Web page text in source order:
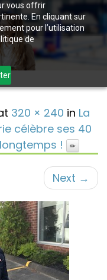
vous offrir
En cliquant sur
pour l’utilisation
de
320 × 240 in La
célèbre ses 40
!
Next →